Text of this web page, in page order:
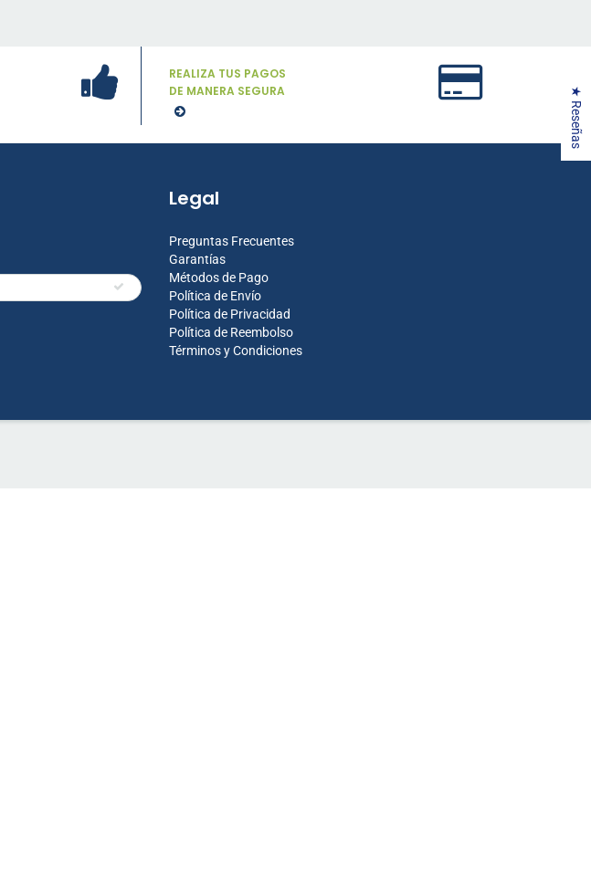
REALIZA TUS PAGOS
DE MANERA SEGURA
Legal
Preguntas Frecuentes
Garantías
Métodos de Pago
Política de Envío
Política de Privacidad
Política de Reembolso
Términos y Condiciones
★ Reseñas